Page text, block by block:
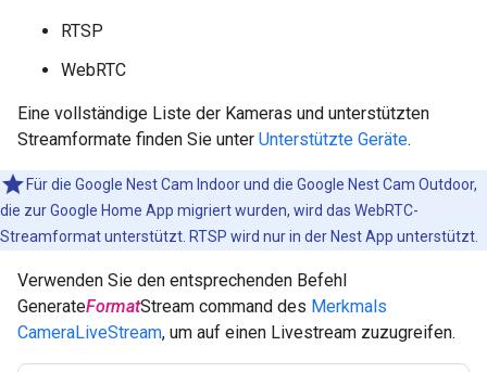
RTSP
WebRTC
Eine vollständige Liste der Kameras und unterstützten
Streamformate finden Sie unter Unterstützte Geräte.
Für die Google Nest Cam Indoor und die Google Nest Cam Outdoor,
die zur Google Home App migriert wurden, wird das WebRTC-
Streamformat unterstützt. RTSP wird nur in der Nest App unterstützt.
Verwenden Sie den entsprechenden Befehl
GenerateFormatStream command des Merkmals
CameraLiveStream, um auf einen Livestream zuzugreifen.